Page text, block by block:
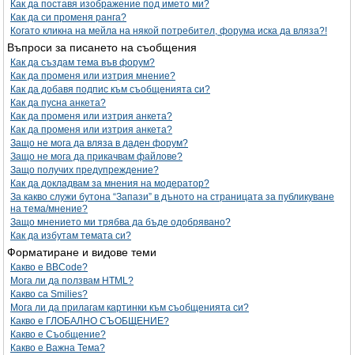
Как да поставя изображение под името ми?
Как да си променя ранга?
Когато кликна на мейла на някой потребител, форума иска да вляза?!
Въпроси за писането на съобщения
Как да създам тема във форум?
Как да променя или изтрия мнение?
Как да добавя подпис към съобщенията си?
Как да пусна анкета?
Как да променя или изтрия анкета?
Как да променя или изтрия анкета?
Защо не мога да вляза в даден форум?
Защо не мога да прикачвам файлове?
Защо получих предупреждение?
Как да докладвам за мнения на модератор?
За какво служи бутона “Запази” в дъното на страницата за публикуване
на тема/мнение?
Защо мнението ми трябва да бъде одобрявано?
Как да избутам темата си?
Форматиране и видове теми
Какво е BBCode?
Мога ли да ползвам HTML?
Какво са Smilies?
Мога ли да прилагам картинки към съобщенията си?
Какво е ГЛОБАЛНО СЪОБЩЕНИЕ?
Какво е Съобщение?
Какво е Важна Тема?